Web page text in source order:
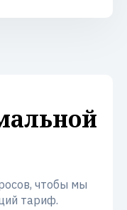
чтобы мы
тариф.